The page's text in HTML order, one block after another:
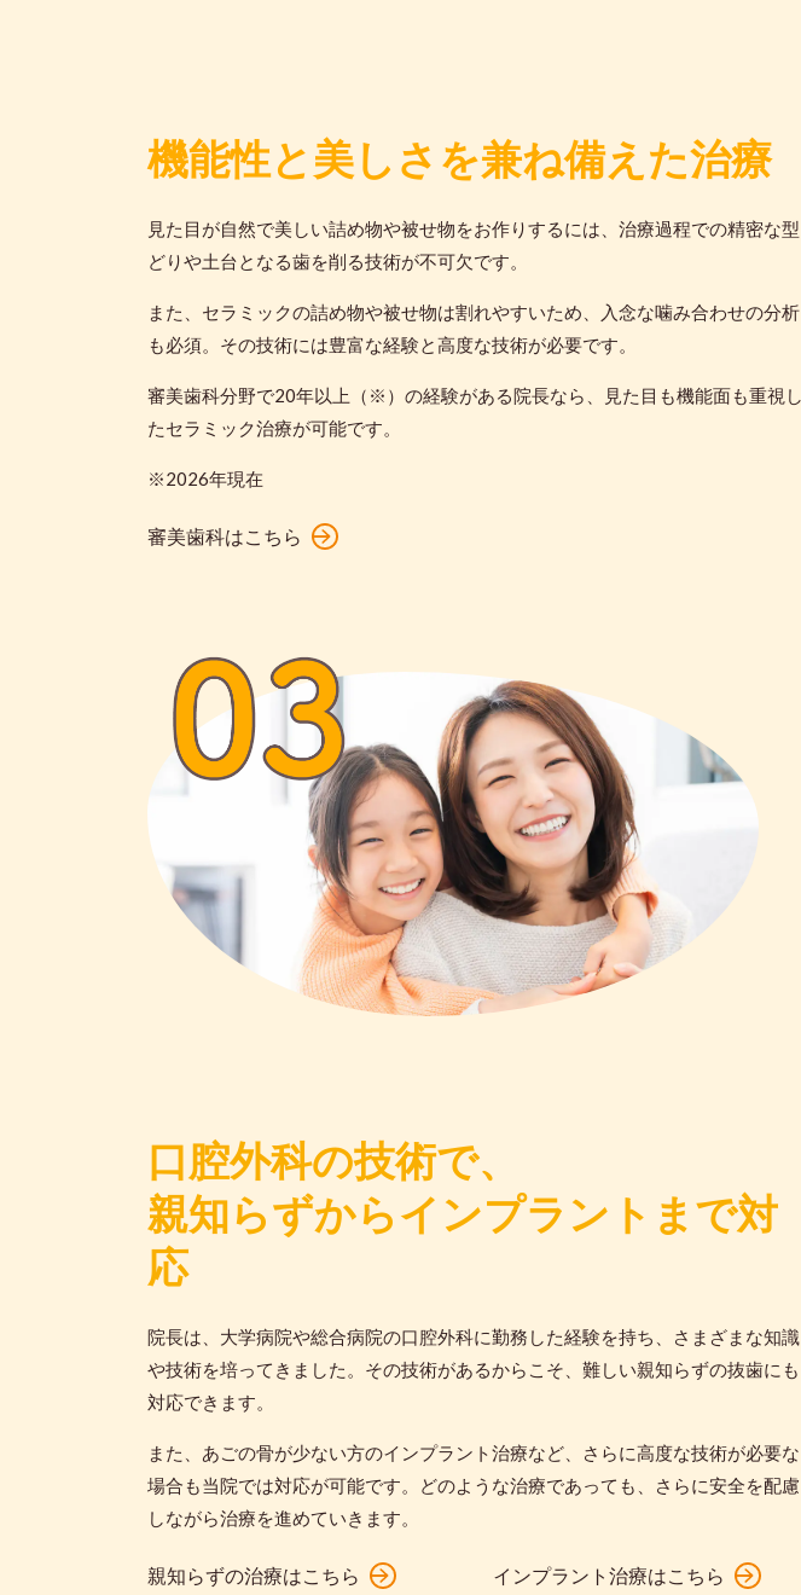
機能性と美しさを兼ね備えた治療
見た目が自然で美しい詰め物や被せ物をお作りするには、治療過程での精密な型
どりや土台となる歯を削る技術が不可欠です。
また、セラミックの詰め物や被せ物は割れやすいため、入念な噛み合わせの分析
も必須。その技術には豊富な経験と高度な技術が必要です。
審美歯科分野で20年以上（※）の経験がある院長なら、見た目も機能面も重視し
たセラミック治療が可能です。
※2026年現在
審美歯科はこちら
口腔外科の技術で、
親知らずからインプラントまで対
応
院長は、大学病院や総合病院の口腔外科に勤務した経験を持ち、さまざまな知識
や技術を培ってきました。その技術があるからこそ、難しい親知らずの抜歯にも
対応できます。
また、あごの骨が少ない方のインプラント治療など、さらに高度な技術が必要な
場合も当院では対応が可能です。どのような治療であっても、さらに安全を配慮
しながら治療を進めていきます。
親知らずの治療はこちら インプラント治療はこちら